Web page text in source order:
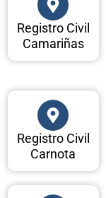
Registro Civil
Camariñas
Registro Civil
Carnota